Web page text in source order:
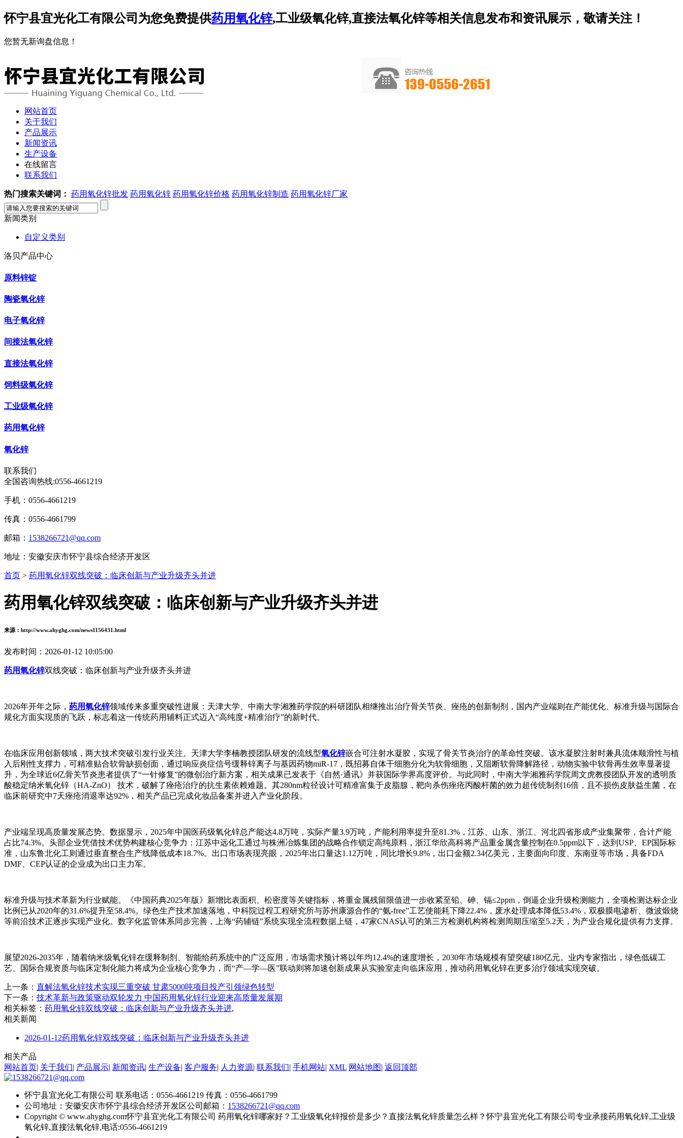
怀宁县宜光化工有限公司为您免费提供药用氧化锌,工业级氧化锌,直接法氧化锌等相关信息发布和资讯展示，敬请关注！
您暂无新询盘信息！
网站首页
关于我们
产品展示
新闻资讯
生产设备
在线留言
联系我们
热门搜索关键词： 药用氧化锌批发 药用氧化锌 药用氧化锌价格 药用氧化锌制造 药用氧化锌厂家
新闻类别
自定义类别
洛贝产品中心
原料锌锭
陶瓷氧化锌
电子氧化锌
间接法氧化锌
直接法氧化锌
饲料级氧化锌
工业级氧化锌
药用氧化锌
氧化锌
联系我们
全国咨询热线:0556-4661219
手机：0556-4661219
传真：0556-4661799
邮箱： 1538266721@qq.com
地址：安徽安庆市怀宁县综合经济开发区
首页 > 药用氧化锌双线突破：临床创新与产业升级齐头并进
药用氧化锌双线突破：临床创新与产业升级齐头并进
来源：http://www.ahyghg.com/news1156431.html
发布时间：2026-01-12 10:05:00
药用氧化锌双线突破：临床创新与产业升级齐头并进
2026年开年之际， 药用氧化锌领域传来多重突破性进展：天津大学、中南大学湘雅药学院的科研团队相继推出治疗骨关节炎、痤疮的创新制剂，国内产业端则在产能优化、标准升级与国际合
规化方面实现质的飞跃，标志着这一传统药用辅料正式迈入“高纯度+精准治疗”的新时代。
在临床应用创新领域，两大技术突破引发行业关注。天津大学李楠教授团队研发的流线型氧化锌嵌合可注射水凝胶，实现了骨关节炎治疗的革命性突破。该水凝胶注射时兼具流体顺滑性与植
入后刚性支撑力，可精准贴合软骨缺损创面，通过响应炎症信号缓释锌离子与基因药物miR-17，既招募自体干细胞分化为软骨细胞，又阻断软骨降解路径，动物实验中软骨再生效率显著提
升，为全球近6亿骨关节炎患者提供了“一针修复”的微创治疗新方案，相关成果已发表于《自然·通讯》并获国际学界高度评价。与此同时，中南大学湘雅药学院周文虎教授团队开发的透明质
酸稳定纳米氧化锌（HA-ZnO） 技术，破解了痤疮治疗的抗生素依赖难题。其280nm粒径设计可精准富集于皮脂腺，靶向杀伤痤疮丙酸杆菌的效力超传统制剂16倍，且不损伤皮肤益生菌，在
临床前研究中7天痤疮消退率达92%，相关产品已完成化妆品备案并进入产业化阶段。
产业端呈现高质量发展态势。数据显示，2025年中国医药级氧化锌总产能达4.8万吨，实际产量3.9万吨，产能利用率提升至81.3%，江苏、山东、浙江、河北四省形成产业集聚带，合计产能
占比74.3%。头部企业凭借技术优势构建核心竞争力：江苏中远化工通过与株洲冶炼集团的战略合作锁定高纯原料，浙江华欣高科将产品重金属含量控制在0.5ppm以下，达到USP、EP国际标
准，山东鲁北化工则通过垂直整合生产线降低成本18.7%。出口市场表现亮眼，2025年出口量达1.12万吨，同比增长9.8%，出口金额2.34亿美元，主要面向印度、东南亚等市场，具备FDA
DMF、CEP认证的企业成为出口主力军。
标准升级与技术革新为行业赋能。《中国药典2025年版》新增比表面积、松密度等关键指标，将重金属残留限值进一步收紧至铅、砷、镉≤2ppm，倒逼企业升级检测能力，全项检测达标企业
比例已从2020年的31.6%提升至58.4%。绿色生产技术加速落地，中科院过程工程研究所与苏州康源合作的“氨-free”工艺使能耗下降22.4%，废水处理成本降低53.4%，双极膜电渗析、微波煅烧
等前沿技术正逐步实现产业化。数字化监管体系同步完善，上海“药辅链”系统实现全流程数据上链，47家CNAS认可的第三方检测机构将检测周期压缩至5.2天，为产业合规化提供有力支撑。
展望2026-2035年，随着纳米级氧化锌在缓释制剂、智能给药系统中的广泛应用，市场需求预计将以年均12.4%的速度增长，2030年市场规模有望突破180亿元。业内专家指出，绿色低碳工
艺、国际合规资质与临床定制化能力将成为企业核心竞争力，而“产—学—医”联动则将加速创新成果从实验室走向临床应用，推动药用氧化锌在更多治疗领域实现突破。
上一条： 直解法氧化锌技术实现三重突破 甘肃5000吨项目投产引领绿色转型
下一条： 技术革新与政策驱动双轮发力 中国药用氧化锌行业迎来高质量发展期
相关标签： 药用氧化锌双线突破：临床创新与产业升级齐头并进,
相关新闻
2026-01-12药用氧化锌双线突破：临床创新与产业升级齐头并进
相关产品
网站首页| 关于我们| 产品展示| 新闻资讯| 生产设备| 客户服务| 人力资源| 联系我们| 手机网站| XML 网站地图| 返回顶部
怀宁县宜光化工有限公司 联系电话：0556-4661219 传真：0556-4661799
公司地址：安徽安庆市怀宁县综合经济开发区公司邮箱： 1538266721@qq.com
Copyright © www.ahyghg.com怀宁县宜光化工有限公司 药用氧化锌哪家好？工业级氧化锌报价是多少？直接法氧化锌质量怎么样？怀宁县宜光化工有限公司专业承接药用氧化锌,工业级
氧化锌,直接法氧化锌,电话:0556-4661219